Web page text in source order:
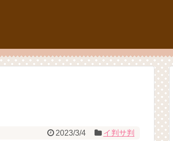
2023/3/4 イ判サ判